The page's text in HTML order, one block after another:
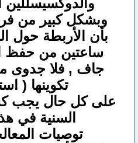
والدوكسيسللين
وبشكل كبير من
بأن الأربطة حول
ساعتين من
جاف , فلا جدوى
تكوينها (
على كل حال يجب
السنية في
توصيات